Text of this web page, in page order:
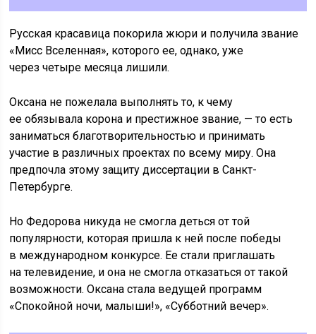
Русская красавица покорила жюри и получила звание
«Мисс Вселенная», которого ее, однако, уже
через четыре месяца лишили.
Оксана не пожелала выполнять то, к чему
ее обязывала корона и престижное звание, — то есть
заниматься благотворительностью и принимать
участие в различных проектах по всему миру. Она
предпочла этому защиту диссертации в Санкт-
Петербурге.
Но Федорова никуда не смогла деться от той
популярности, которая пришла к ней после победы
в международном конкурсе. Ее стали приглашать
на телевидение, и она не смогла отказаться от такой
возможности. Оксана стала ведущей программ
«Спокойной ночи, малыши!», «Субботний вечер».